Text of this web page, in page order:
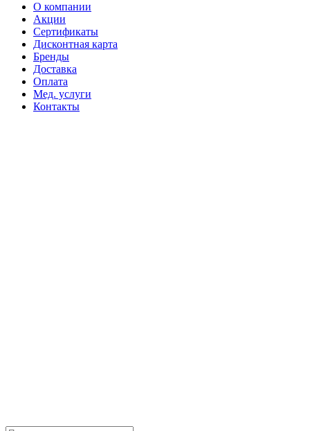
О компании
Акции
Сертификаты
Дисконтная карта
Бренды
Доставка
Оплата
Мед. услуги
Контакты